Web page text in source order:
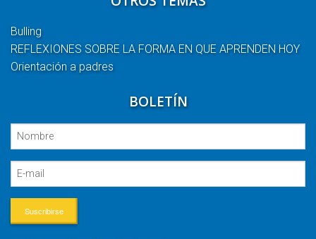
Bulling
REFLEXIONES SOBRE LA FORMA EN QUE APRENDEN HOY
Orientación a padres
BOLETÍN
Suscribirse